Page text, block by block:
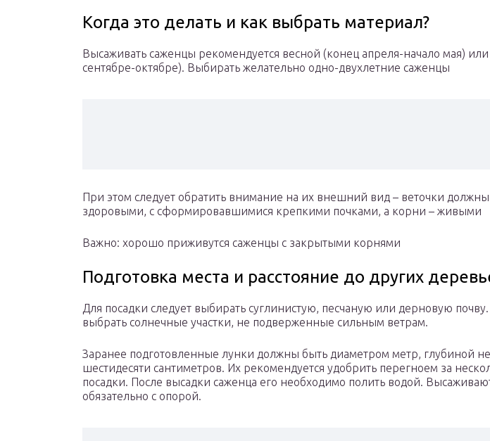
Когда это делать и как выбрать материал?
Высаживать саженцы рекомендуется весной (конец апреля-начало мая)
сентябре-октябре). Выбирать желательно одно-двухлетние саженцы
При этом следует обратить внимание на их внешний вид – веточки должны
здоровыми, с сформировавшимися крепкими почками, а корни – живыми
Важно: хорошо приживутся саженцы с закрытыми корнями
Подготовка места и расстояние до других
Для посадки следует выбирать суглинистую, песчаную или дерновую
выбрать солнечные участки, не подверженные сильным ветрам.
Заранее подготовленные лунки должны быть диаметром метр, глубиной
шестидесяти сантиметров. Их рекомендуется удобрить перегноем за
посадки. После высадки саженца его необходимо полить водой.
обязательно с опорой.